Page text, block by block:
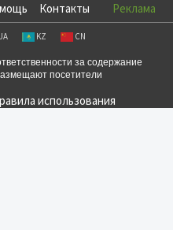
Контакты Реклама
KZ CN
за содержание
посетители
использования